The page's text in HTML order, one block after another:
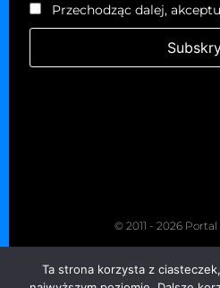
Przechodząc dalej,
© 2011 - 2026
Grupa
Ta strona korzysta z